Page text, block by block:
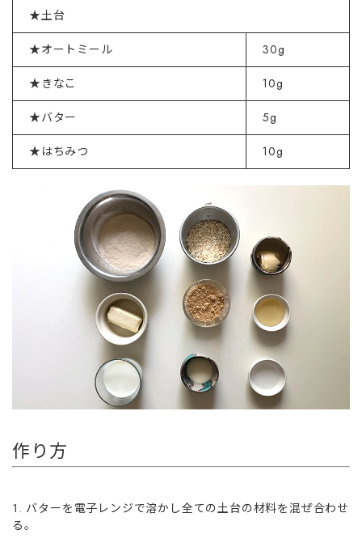
★土台
★オートミール 30g
★きなこ 10g
★バター 5g
★はちみつ 10g
作り方
バターを電子レンジで溶かし全ての土台の材料を混ぜ合わせ
る。